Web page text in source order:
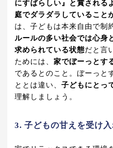
にすばらしい』と賞される
庭でダラダラしていること
は、子どもは本来自由で制
ルールの多い社会では心身
求められている状態だと言
ためには、 家でぼーっとす
であるとのこと。ぼーっと
ととは違い、 子どもにとっ
理解しましょう。
3. 子どもの甘えを受け入